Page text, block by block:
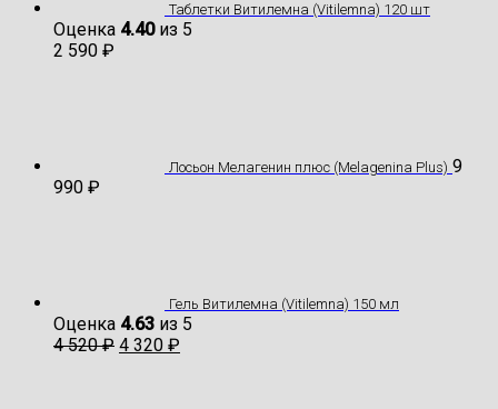
Таблетки Витилемна (Vitilemna) 120 шт
Оценка 4.40из 5
2 590 ₽
Лосьон Мелагенин плюс (Melagenina Plus) 9
990 ₽
Гель Витилемна (Vitilemna) 150 мл
Оценка 4.63 из 5
4 520₽ 4 320 ₽